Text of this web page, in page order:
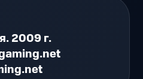
2009 г.